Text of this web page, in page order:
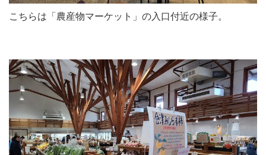
こちらは「農産物マーケット」の入口付近の様子。